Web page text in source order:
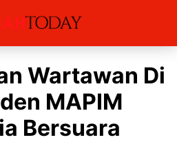
Wartawan Di
MAPIM
Bersuara